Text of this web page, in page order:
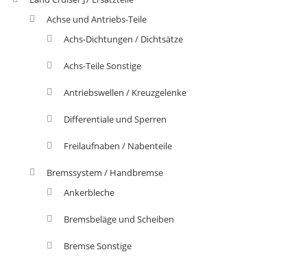
Achse und Antriebs-Teile
Achs-Dichtungen / Dichtsätze
Achs-Teile Sonstige
Antriebswellen / Kreuzgelenke
Differentiale und Sperren
Freilaufnaben / Nabenteile
Bremssystem / Handbremse
Ankerbleche
Bremsbeläge und Scheiben
Bremse Sonstige